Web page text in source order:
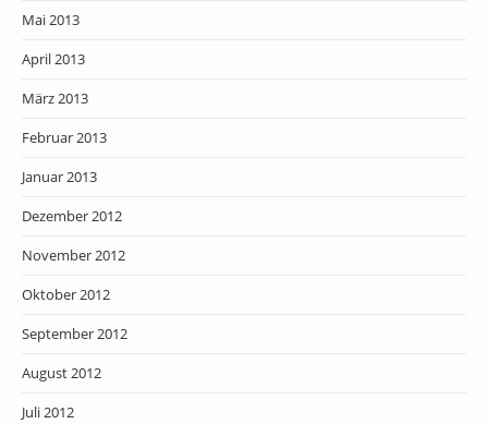
Mai 2013
April 2013
März 2013
Februar 2013
Januar 2013
Dezember 2012
November 2012
Oktober 2012
September 2012
August 2012
Juli 2012